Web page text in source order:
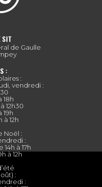
SIT
de Gaulle
:
:
vendredi :
18h
12h30
19h
à 12h
Noël :
:
14h à 17h
à 12h
:
: